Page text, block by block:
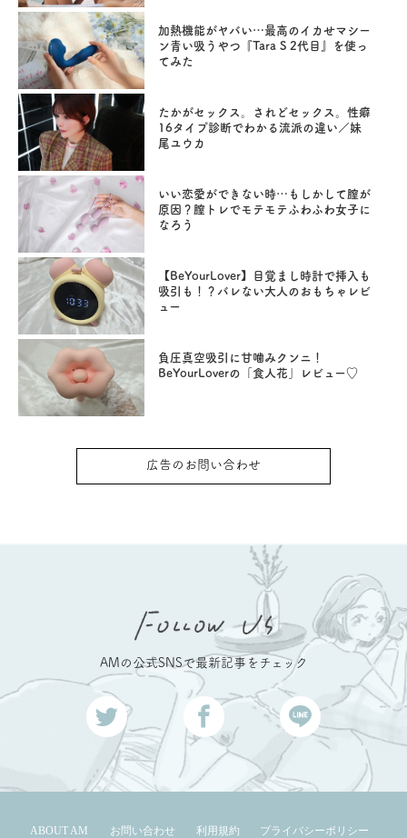
加熱機能がヤバい…最高のイカせマシー
ン青い吸うやつ『Tara S 2代目』を使っ
てみた
たかがセックス。されどセックス。性癖
16タイプ診断でわかる流派の違い／妹
尾ユウカ
いい恋愛ができない時…もしかして膣が
原因？膣トレでモテモテふわふわ女子に
なろう
【BeYourLover】目覚まし時計で挿入も
吸引も！？バレない大人のおもちゃレビ
ュー
負圧真空吸引に甘噛みクンニ！
BeYourLoverの「食人花」レビュー♡
広告のお問い合わせ
AMの公式SNSで最新記事をチェック
ABOUT AM お問い合わせ 利用規約
プライバシーポリシー